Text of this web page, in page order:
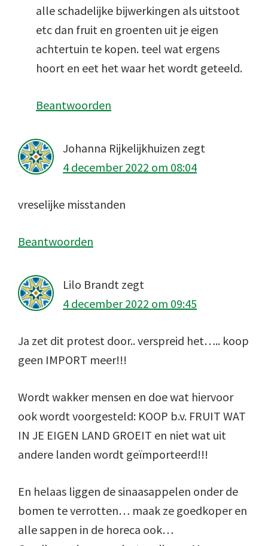
alle schadelijke bijwerkingen als uitstoot
etc dan fruit en groenten uit je eigen
achtertuin te kopen. teel wat ergens
hoort en eet het waar het wordt geteeld.
Beantwoorden
Johanna Rijkelijkhuizen zegt
4 december 2022 om 08:04
vreselijke misstanden
Beantwoorden
Lilo Brandt zegt
4 december 2022 om 09:45
Ja zet dit protest door.. verspreid het….. koop
geen IMPORT meer!!!
Wordt wakker mensen en doe wat hiervoor
ook wordt voorgesteld: KOOP b.v. FRUIT WAT
IN JE EIGEN LAND GROEIT en niet wat uit
andere landen wordt geïmporteerd!!!
En helaas liggen de sinaasappelen onder de
bomen te verrotten… maak ze goedkoper en
alle sappen in de horeca ook…